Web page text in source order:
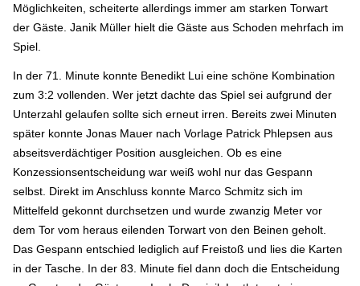
Möglichkeiten, scheiterte allerdings immer am starken Torwart
der Gäste. Janik Müller hielt die Gäste aus Schoden mehrfach im
Spiel.
In der 71. Minute konnte Benedikt Lui eine schöne Kombination
zum 3:2 vollenden. Wer jetzt dachte das Spiel sei aufgrund der
Unterzahl gelaufen sollte sich erneut irren. Bereits zwei Minuten
später konnte Jonas Mauer nach Vorlage Patrick Phlepsen aus
abseitsverdächtiger Position ausgleichen. Ob es eine
Konzessionsentscheidung war weiß wohl nur das Gespann
selbst. Direkt im Anschluss konnte Marco Schmitz sich im
Mittelfeld gekonnt durchsetzen und wurde zwanzig Meter vor
dem Tor vom heraus eilenden Torwart von den Beinen geholt.
Das Gespann entschied lediglich auf Freistoß und lies die Karten
in der Tasche. In der 83. Minute fiel dann doch die Entscheidung